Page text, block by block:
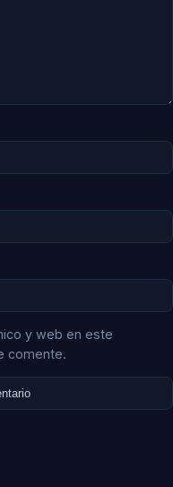
y web en este
comente.